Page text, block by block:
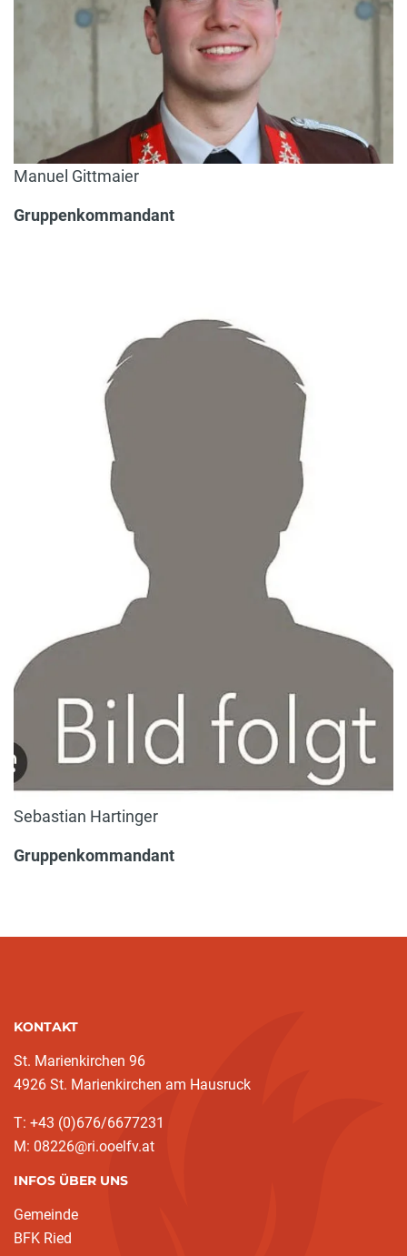
Manuel Gittmaier
Gruppenkommandant
Sebastian Hartinger
Gruppenkommandant
KONTAKT
St. Marienkirchen 96
4926 St. Marienkirchen am Hausruck
T: +43 (0)676/6677231
M: 08226@ri.ooelfv.at
INFOS ÜBER UNS
Gemeinde
BFK Ried